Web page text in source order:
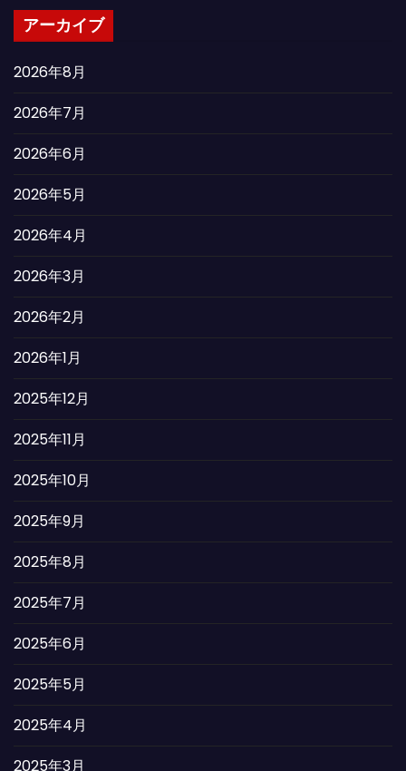
アーカイブ
2026年8月
2026年7月
2026年6月
2026年5月
2026年4月
2026年3月
2026年2月
2026年1月
2025年12月
2025年11月
2025年10月
2025年9月
2025年8月
2025年7月
2025年6月
2025年5月
2025年4月
2025年3月